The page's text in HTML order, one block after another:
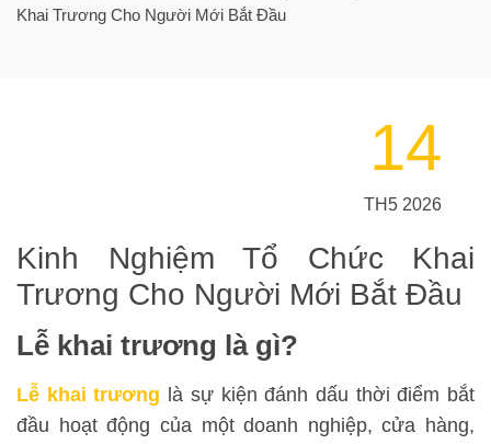
Khai Trương Cho Người Mới Bắt Đầu
14
TH5 2026
Kinh Nghiệm Tổ Chức Khai
Trương Cho Người Mới Bắt Đầu
Lễ khai trương là gì?
Lễ khai trương là sự kiện đánh dấu thời điểm bắt
đầu hoạt động của một doanh nghiệp, cửa hàng,